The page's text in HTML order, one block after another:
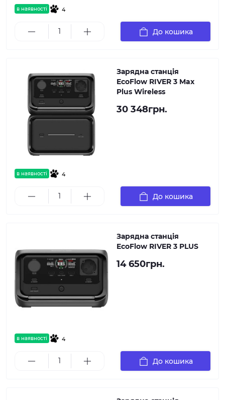
в наявності 4
До кошика
в наявності 4
Зарядна станція
EcoFlow RIVER 3 Max
Plus Wireless
30 348грн.
До кошика
в наявності 4
Зарядна станція
EcoFlow RIVER 3 PLUS
14 650грн.
До кошика